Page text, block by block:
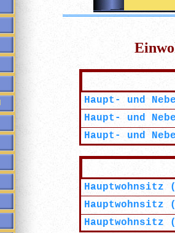
Haupt- und
Haupt - und
Haupt - und
Hauptwohnsitz
Hauptwohnsitz
Hauptwohnsitz